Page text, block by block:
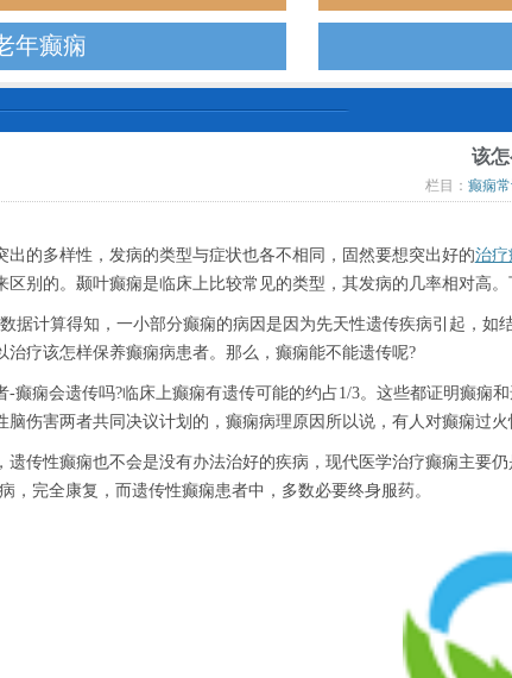
年癫痫
该
栏目： 癫痫
的多样性，发病的类型与症状也各不相同，固然要想突出好的治疗
别的。颞叶癫痫是临床上比较常见的类型，其发病的几率相对高。
计算得知，一小部分癫痫的病因是因为先天性遗传疾病引起，如
治疗该怎样保养癫痫病患者。那么，癫痫能不能遗传呢?
痫会遗传吗?临床上癫痫有遗传可能的约占1/3。这些都证明癫痫
伤害两者共同决议计划的，癫痫病理原因所以说，有人对癫痫过
性癫痫也不会是没有办法治好的疾病，现代医学治疗癫痫主要仍
，完全康复，而遗传性癫痫患者中，多数必要终身服药。